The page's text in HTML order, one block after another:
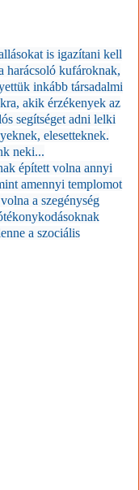
is igazítani kell
harácsoló kufároknak,
inkább társadalmi
akik érzékenyek az
segítséget adni lelki
elesetteknek.
neki...
épített volna annyi
amennyi templomot
a szegénység
a szociális